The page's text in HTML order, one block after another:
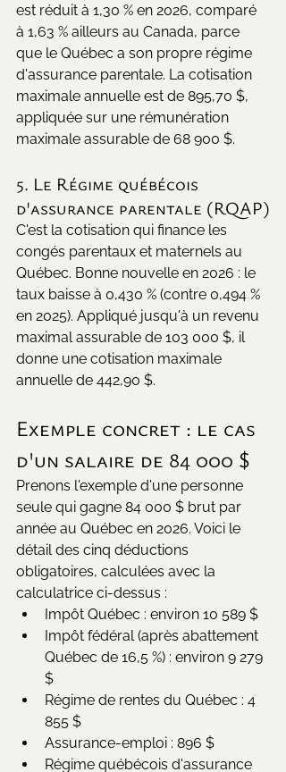
est réduit à 1,30 % en 2026, comparé
à 1,63 % ailleurs au Canada, parce
que le Québec a son propre régime
d'assurance parentale. La cotisation
maximale annuelle est de 895,70 $,
appliquée sur une rémunération
maximale assurable de 68 900 $.
5. Le Régime québécois
d'assurance parentale (RQAP)
C'est la cotisation qui finance les
congés parentaux et maternels au
Québec. Bonne nouvelle en 2026 : le
taux baisse à 0,430 % (contre 0,494 %
en 2025). Appliqué jusqu'à un revenu
maximal assurable de 103 000 $, il
donne une cotisation maximale
annuelle de 442,90 $.
Exemple concret : le cas
d'un salaire de 84 000 $
Prenons l'exemple d'une personne
seule qui gagne 84 000 $ brut par
année au Québec en 2026. Voici le
détail des cinq déductions
obligatoires, calculées avec la
calculatrice ci-dessus :
Impôt Québec : environ 10 589 $
Impôt fédéral (après abattement
Québec de 16,5 %) : environ 9 279
$
Régime de rentes du Québec : 4
855 $
Assurance-emploi : 896 $
Régime québécois d'assurance